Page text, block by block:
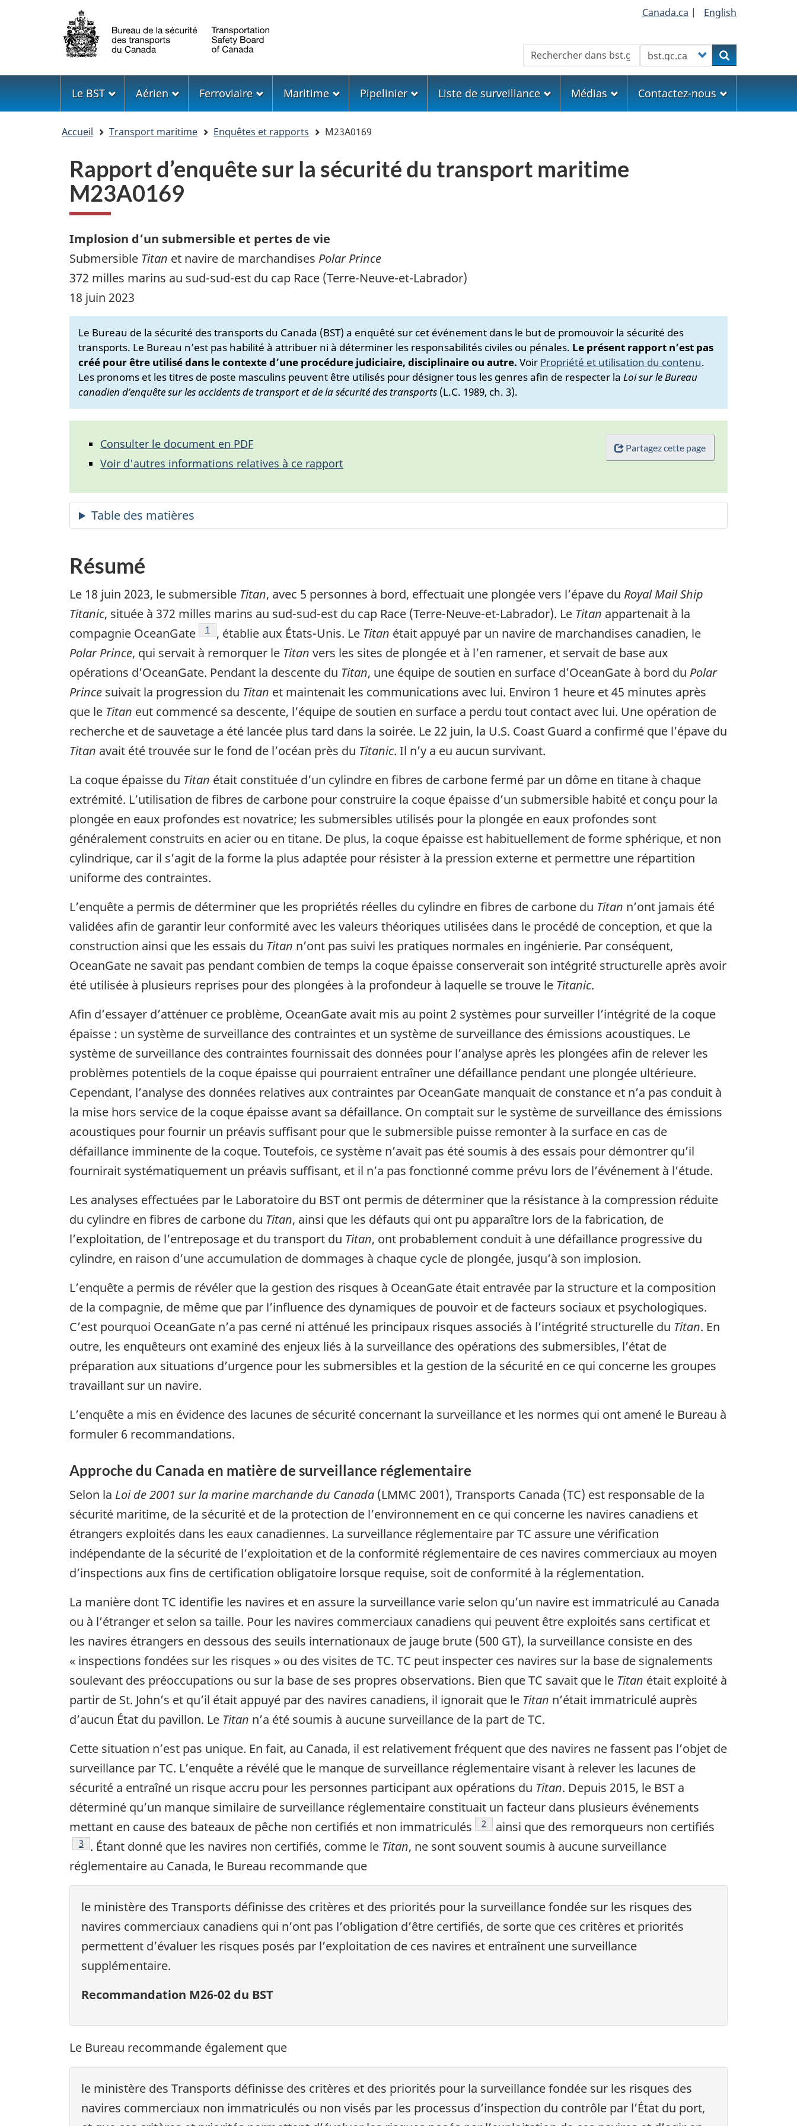
Sélection
de
la
langue
Canada.ca | English
Rechercher Customize your searchRechercher
Menu
Le BST Aérien Ferroviaire Maritime Pipelinier Liste de surveillance Médias Contactez-nous
Accueil Transport maritime Enquêtes et rapports M23A0169
Rapport d’enquête sur la sécurité du transport maritime
M23A0169
Implosion d’un submersible et pertes de vie
Submersible Titan et navire de marchandises Polar Prince
372 milles marins au sud-sud-est du cap Race (Terre-Neuve-et-Labrador)
18 juin 2023
Le Bureau de la sécurité des transports du Canada (BST) a enquêté sur cet événement dans le but de promouvoir la sécurité des
transports. Le Bureau n’est pas habilité à attribuer ni à déterminer les responsabilités civiles ou pénales. Le présent rapport n’est pas
créé pour être utilisé dans le contexte d’une procédure judiciaire, disciplinaire ou autre. Voir Propriété et utilisation du contenu.
Les pronoms et les titres de poste masculins peuvent être utilisés pour désigner tous les genres afin de respecter la Loi sur le Bureau
canadien d’enquête sur les accidents de transport et de la sécurité des transports (L.C. 1989, ch. 3).
Partagez cette page
Consulter le document en PDF
Voir d'autres informations relatives à ce rapport
Résumé
Le 18 juin 2023, le submersible Titan, avec 5 personnes à bord, effectuait une plongée vers l’épave du Royal Mail Ship
Titanic, située à 372 milles marins au sud-sud-est du cap Race (Terre-Neuve-et-Labrador). Le Titan appartenait à la
compagnie OceanGate
1 , établie aux États-Unis. Le Titan était appuyé par un navire de marchandises canadien, le
Polar Prince, qui servait à remorquer le Titan vers les sites de plongée et à l’en ramener, et servait de base aux
opérations d’OceanGate. Pendant la descente du Titan, une équipe de soutien en surface d’OceanGate à bord du Polar
Prince suivait la progression du Titan et maintenait les communications avec lui. Environ 1 heure et 45 minutes après
que le Titan eut commencé sa descente, l’équipe de soutien en surface a perdu tout contact avec lui. Une opération de
recherche et de sauvetage a été lancée plus tard dans la soirée. Le 22 juin, la U.S. Coast Guard a confirmé que l’épave du
Titan avait été trouvée sur le fond de l’océan près du Titanic. Il n’y a eu aucun survivant.
La coque épaisse du Titan était constituée d’un cylindre en fibres de carbone fermé par un dôme en titane à chaque
extrémité. L’utilisation de fibres de carbone pour construire la coque épaisse d’un submersible habité et conçu pour la
plongée en eaux profondes est novatrice; les submersibles utilisés pour la plongée en eaux profondes sont
généralement construits en acier ou en titane. De plus, la coque épaisse est habituellement de forme sphérique, et non
cylindrique, car il s’agit de la forme la plus adaptée pour résister à la pression externe et permettre une répartition
uniforme des contraintes.
L’enquête a permis de déterminer que les propriétés réelles du cylindre en fibres de carbone du Titan n’ont jamais été
validées afin de garantir leur conformité avec les valeurs théoriques utilisées dans le procédé de conception, et que la
construction ainsi que les essais du Titan n’ont pas suivi les pratiques normales en ingénierie. Par conséquent,
OceanGate ne savait pas pendant combien de temps la coque épaisse conserverait son intégrité structurelle après avoir
été utilisée à plusieurs reprises pour des plongées à la profondeur à laquelle se trouve le Titanic.
Afin d’essayer d’atténuer ce problème, OceanGate avait mis au point 2 systèmes pour surveiller l’intégrité de la coque
épaisse : un système de surveillance des contraintes et un système de surveillance des émissions acoustiques. Le
système de surveillance des contraintes fournissait des données pour l’analyse après les plongées afin de relever les
problèmes potentiels de la coque épaisse qui pourraient entraîner une défaillance pendant une plongée ultérieure.
Cependant, l’analyse des données relatives aux contraintes par OceanGate manquait de constance et n’a pas conduit à
la mise hors service de la coque épaisse avant sa défaillance. On comptait sur le système de surveillance des émissions
acoustiques pour fournir un préavis suffisant pour que le submersible puisse remonter à la surface en cas de
défaillance imminente de la coque. Toutefois, ce système n’avait pas été soumis à des essais pour démontrer qu’il
fournirait systématiquement un préavis suffisant, et il n’a pas fonctionné comme prévu lors de l’événement à l’étude.
Les analyses effectuées par le Laboratoire du BST ont permis de déterminer que la résistance à la compression réduite
du cylindre en fibres de carbone du Titan, ainsi que les défauts qui ont pu apparaître lors de la fabrication, de
l’exploitation, de l’entreposage et du transport du Titan, ont probablement conduit à une défaillance progressive du
cylindre, en raison d’une accumulation de dommages à chaque cycle de plongée, jusqu’à son implosion.
L’enquête a permis de révéler que la gestion des risques à OceanGate était entravée par la structure et la composition
de la compagnie, de même que par l’influence des dynamiques de pouvoir et de facteurs sociaux et psychologiques.
C’est pourquoi OceanGate n’a pas cerné ni atténué les principaux risques associés à l’intégrité structurelle du Titan. En
outre, les enquêteurs ont examiné des enjeux liés à la surveillance des opérations des submersibles, l’état de
préparation aux situations d’urgence pour les submersibles et la gestion de la sécurité en ce qui concerne les groupes
travaillant sur un navire.
L’enquête a mis en évidence des lacunes de sécurité concernant la surveillance et les normes qui ont amené le Bureau à
formuler 6 recommandations.
Approche du Canada en matière de surveillance réglementaire
Selon la Loi de 2001 sur la marine marchande du Canada (LMMC 2001), Transports Canada (TC) est responsable de la
sécurité maritime, de la sécurité et de la protection de l’environnement en ce qui concerne les navires canadiens et
étrangers exploités dans les eaux canadiennes. La surveillance réglementaire par TC assure une vérification
indépendante de la sécurité de l’exploitation et de la conformité réglementaire de ces navires commerciaux au moyen
d’inspections aux fins de certification obligatoire lorsque requise, soit de conformité à la réglementation.
La manière dont TC identifie les navires et en assure la surveillance varie selon qu’un navire est immatriculé au Canada
ou à l’étranger et selon sa taille. Pour les navires commerciaux canadiens qui peuvent être exploités sans certificat et
les navires étrangers en dessous des seuils internationaux de jauge brute (500 GT), la surveillance consiste en des
« inspections fondées sur les risques » ou des visites de TC. TC peut inspecter ces navires sur la base de signalements
soulevant des préoccupations ou sur la base de ses propres observations. Bien que TC savait que le Titan était exploité à
partir de St. John’s et qu’il était appuyé par des navires canadiens, il ignorait que le Titan n’était immatriculé auprès
d’aucun État du pavillon. Le Titan n’a été soumis à aucune surveillance de la part de TC.
Cette situation n’est pas unique. En fait, au Canada, il est relativement fréquent que des navires ne fassent pas l’objet de
surveillance par TC. L’enquête a révélé que le manque de surveillance réglementaire visant à relever les lacunes de
sécurité a entraîné un risque accru pour les personnes participant aux opérations du Titan. Depuis 2015, le BST a
déterminé qu’un manque similaire de surveillance réglementaire constituait un facteur dans plusieurs événements
mettant en cause des bateaux de pêche non certifiés et non immatriculés
2 ainsi que des remorqueurs non certifiés
3 . Étant donné que les navires non certifiés, comme le Titan, ne sont souvent soumis à aucune surveillance
réglementaire au Canada, le Bureau recommande que
le ministère des Transports définisse des critères et des priorités pour la surveillance fondée sur les risques des
navires commerciaux canadiens qui n’ont pas l’obligation d’être certifiés, de sorte que ces critères et priorités
permettent d’évaluer les risques posés par l’exploitation de ces navires et entraînent une surveillance
supplémentaire.
Recommandation M26-02 du BST
Le Bureau recommande également que
le ministère des Transports définisse des critères et des priorités pour la surveillance fondée sur les risques des
navires commerciaux non immatriculés ou non visés par les processus d’inspection du contrôle par l’État du port,